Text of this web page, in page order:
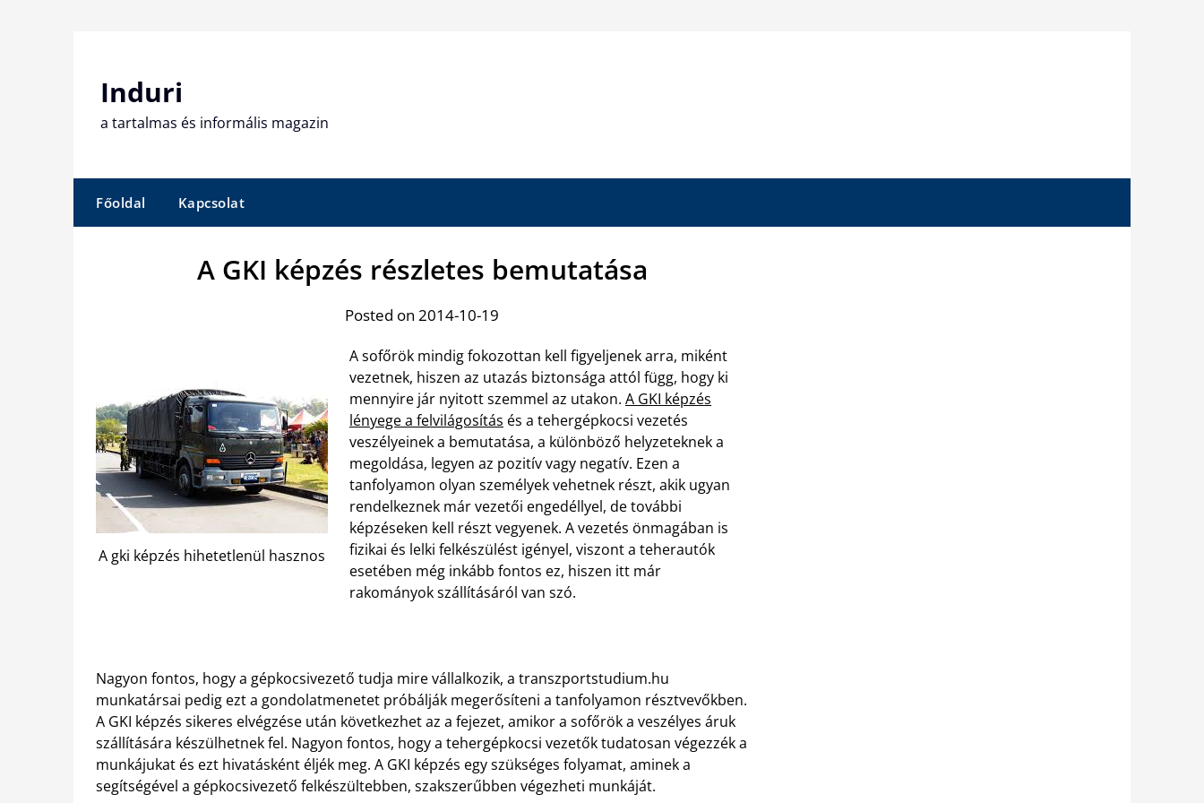
Induri
a tartalmas és informális magazin
Főoldal Kapcsolat
A GKI képzés részletes bemutatása
Posted on 2014-10-19
A gki képzés hihetetlenül hasznos
A sofőrök mindig fokozottan kell figyeljenek arra, miként
vezetnek, hiszen az utazás biztonsága attól függ, hogy ki
mennyire jár nyitott szemmel az utakon. A GKI képzés
lényege a felvilágosítás és a tehergépkocsi vezetés
veszélyeinek a bemutatása, a különböző helyzeteknek a
megoldása, legyen az pozitív vagy negatív. Ezen a
tanfolyamon olyan személyek vehetnek részt, akik ugyan
rendelkeznek már vezetői engedéllyel, de további
képzéseken kell részt vegyenek. A vezetés önmagában is
fizikai és lelki felkészülést igényel, viszont a teherautók
esetében még inkább fontos ez, hiszen itt már
rakományok szállításáról van szó.
Nagyon fontos, hogy a gépkocsivezető tudja mire vállalkozik, a transzportstudium.hu
munkatársai pedig ezt a gondolatmenetet próbálják megerősíteni a tanfolyamon résztvevőkben.
A GKI képzés sikeres elvégzése után következhet az a fejezet, amikor a sofőrök a veszélyes áruk
szállítására készülhetnek fel. Nagyon fontos, hogy a tehergépkocsi vezetők tudatosan végezzék a
munkájukat és ezt hivatásként éljék meg. A GKI képzés egy szükséges folyamat, aminek a
segítségével a gépkocsivezető felkészültebben, szakszerűbben végezheti munkáját.